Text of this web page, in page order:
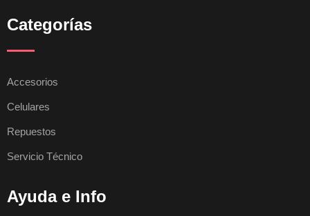
Categorías
Accesorios
Celulares
Repuestos
Servicio Técnico
Ayuda e Info